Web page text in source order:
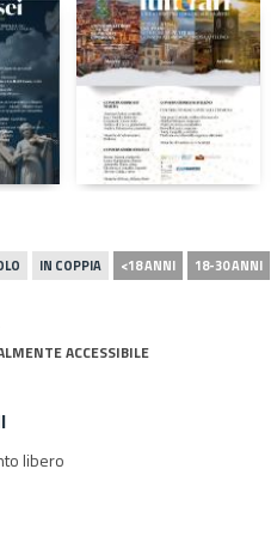
IN COPPIA <18 ANNI 18-30 ANNI
ACCESSIBILE
libero